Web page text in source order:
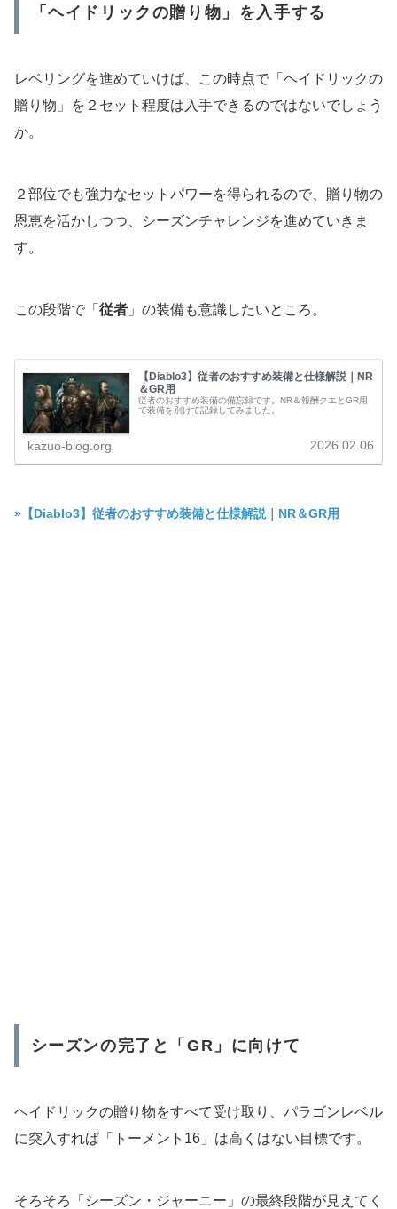
「ヘイドリックの贈り物」を入手する
レベリングを進めていけば、この時点で「ヘイドリックの
贈り物」を２セット程度は入手できるのではないでしょう
か。
２部位でも強力なセットパワーを得られるので、贈り物の
恩恵を活かしつつ、シーズンチャレンジを進めていきま
す。
この段階で「 従者 」の装備も意識したいところ。
【Diablo3】従者のおすすめ装備と仕様解説｜NR
＆GR用
従者のおすすめ装備の備忘録です。NR＆報酬クエとGR用
で装備を別けて記録してみました。
kazuo-blog.org 2026.02.06
»【Diablo3】従者のおすすめ装備と仕様解説｜NR＆GR用
シーズンの完了と「GR」に向けて
ヘイドリックの贈り物をすべて受け取り、パラゴンレベル
に突入すれば「トーメント16」は高くはない目標です。
そろそろ「シーズン・ジャーニー」の最終段階が見えてく